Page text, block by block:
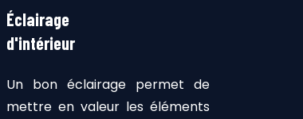
Éclairage
d'intérieur
Un bon éclairage permet de
mettre en valeur les éléments